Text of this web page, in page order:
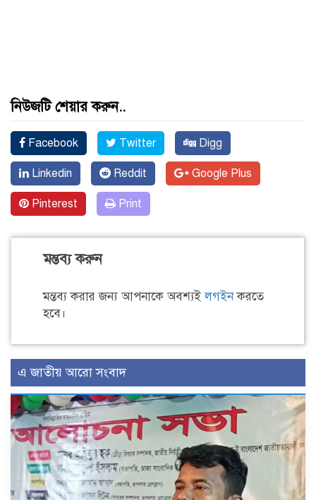
নিউজটি শেয়ার করুন..
Facebook Twitter Digg
Linkedin Reddit Google Plus
Pinterest Print
মন্তব্য করুন
মন্তব্য করার জন্য আপনাকে অবশ্যইলগইনকরতে
হবে।
এ জাতীয় আরো সংবাদ